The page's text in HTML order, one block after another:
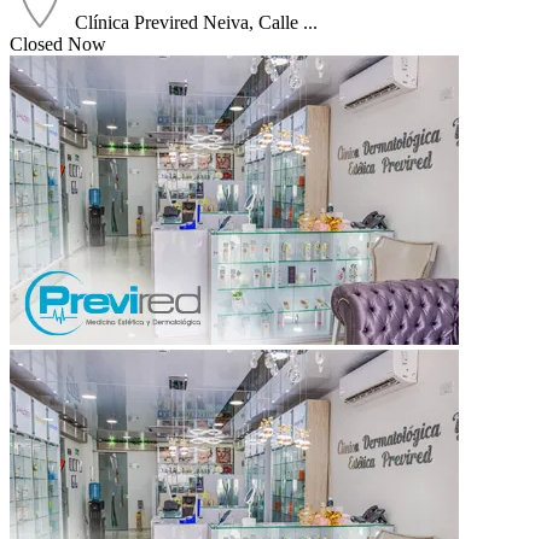
Clínica Previred Neiva, Calle ...
Closed Now